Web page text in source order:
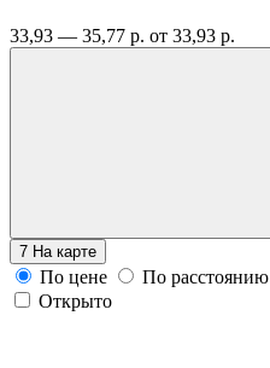
33,93 — 35,77 р. от 33,93 р.
7 На карте
По цене
По расстоянию
Открыто